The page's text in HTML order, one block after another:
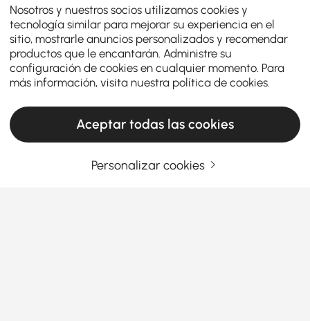
Products in the current category have been updated to show the latest 9 items
Nosotros y nuestros socios utilizamos cookies y
tecnología similar para mejorar su experiencia en el
sitio, mostrarle anuncios personalizados y recomendar
productos que le encantarán. Administre su
configuración de cookies en cualquier momento. Para
más información, visita nuestra política de cookies
Aceptar todas las cookies
Personalizar cookies